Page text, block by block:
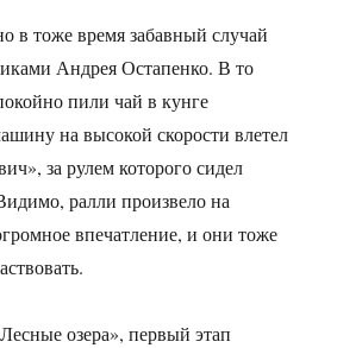
в тоже время забавный случай
Андрея Остапенко. В то
пили чай в кунге
на высокой скорости влетел
за рулем которого сидел
ралли произвело на
впечатление, и они тоже
озера», первый этап